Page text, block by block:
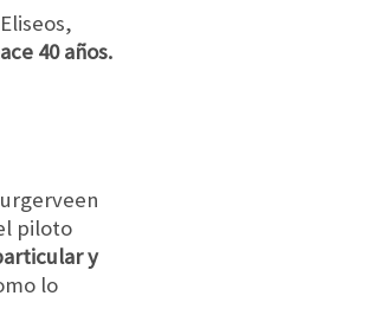
40 años.
piloto
y
lo